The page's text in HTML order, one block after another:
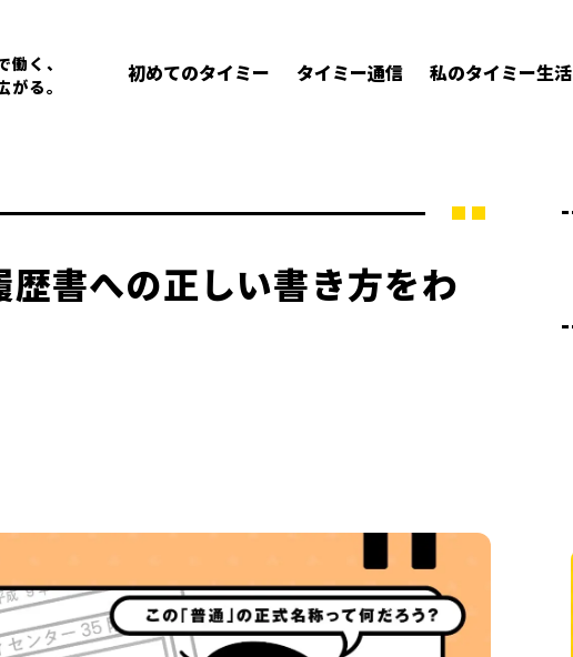
働く、
がる。
初めてのタイミー タイミー通信 私のタイミー生活
書への正しい書き方をわ